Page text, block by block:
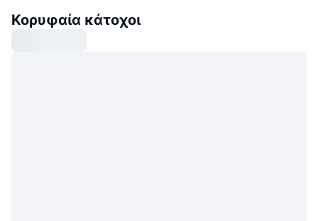
Κορυφαία κάτοχοι